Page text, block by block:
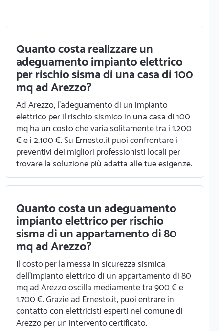
Quanto costa realizzare un
adeguamento impianto elettrico
per rischio sisma di una casa di 100
mq ad Arezzo?
Ad Arezzo, l'adeguamento di un impianto
elettrico per il rischio sismico in una casa di 100
mq ha un costo che varia solitamente tra i 1.200
€ e i 2.100 €. Su Ernesto.it puoi confrontare i
preventivi dei migliori professionisti locali per
trovare la soluzione più adatta alle tue esigenze.
Quanto costa un adeguamento
impianto elettrico per rischio
sisma di un appartamento di 80
mq ad Arezzo?
Il costo per la messa in sicurezza sismica
dell'impianto elettrico di un appartamento di 80
mq ad Arezzo oscilla mediamente tra 900 € e
1.700 €. Grazie ad Ernesto.it, puoi entrare in
contatto con elettricisti esperti nel comune di
Arezzo per un intervento certificato.